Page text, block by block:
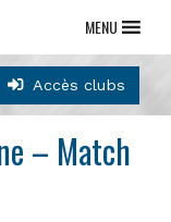
Accès clubs
MENU
– Match